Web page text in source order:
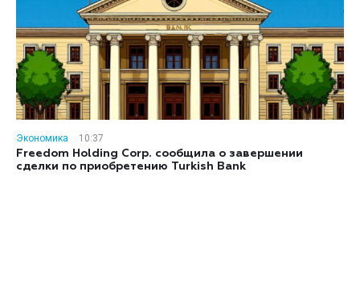
Экономика
10:37
Freedom Holding Corp. сообщила о завершении
сделки по приобретению Turkish Bank